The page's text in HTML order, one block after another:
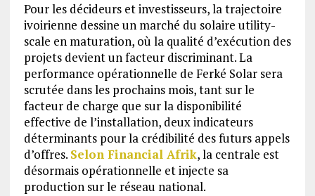
Pour les décideurs et investisseurs, la trajectoire
ivoirienne dessine un marché du solaire utility-
scale en maturation, où la qualité d’exécution des
projets devient un facteur discriminant. La
performance opérationnelle de Ferké Solar sera
scrutée dans les prochains mois, tant sur le
facteur de charge que sur la disponibilité
effective de l’installation, deux indicateurs
déterminants pour la crédibilité des futurs appels
d’offres. Selon Financial Afrik, la centrale est
désormais opérationnelle et injecte sa
production sur le réseau national.